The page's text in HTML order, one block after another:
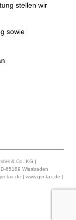
stellen wir
sowie
& Co. KG |
65189 Wiesbaden
tax.de | www.gvr-tax.de |